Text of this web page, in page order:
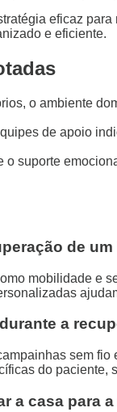
eficaz
e eficiente.
o ambiente
de apoio
suporte
de um
mobilidade e
a
sem
do paciente,
a casa para